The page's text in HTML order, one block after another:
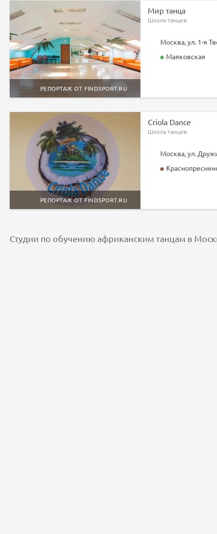
Студии по обучению африканским танцам в
Мир танца
Школа танцев
РЕПОРТАЖ ОТ FINDSPORT.RU
Москва, ул. 1-я
Маяковская
Criola Dance
Школа танцев
РЕПОРТАЖ ОТ FINDSPORT.RU
Москва, ул.